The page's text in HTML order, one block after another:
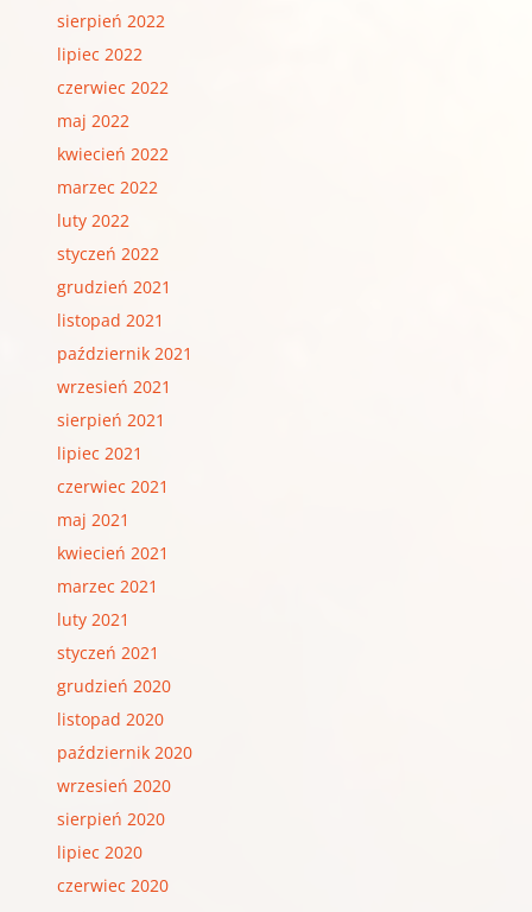
sierpień 2022
lipiec 2022
czerwiec 2022
maj 2022
kwiecień 2022
marzec 2022
luty 2022
styczeń 2022
grudzień 2021
listopad 2021
październik 2021
wrzesień 2021
sierpień 2021
lipiec 2021
czerwiec 2021
maj 2021
kwiecień 2021
marzec 2021
luty 2021
styczeń 2021
grudzień 2020
listopad 2020
październik 2020
wrzesień 2020
sierpień 2020
lipiec 2020
czerwiec 2020